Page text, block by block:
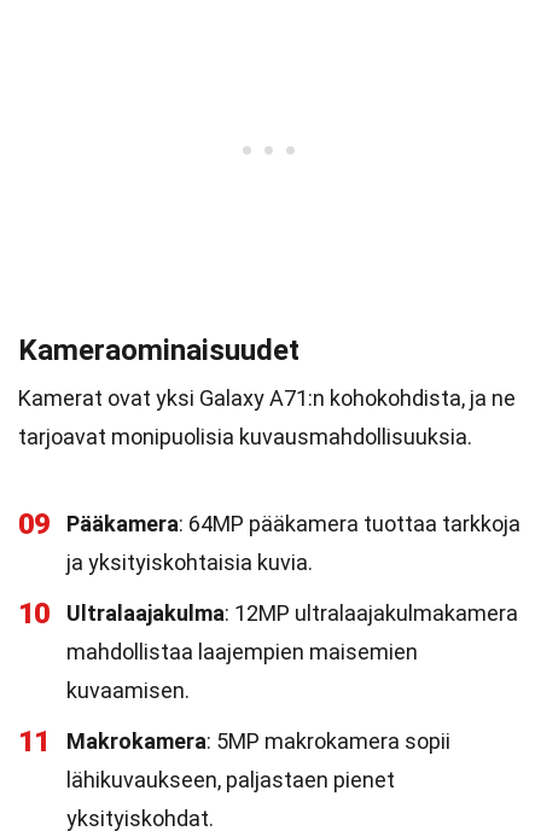
Kameraominaisuudet
Kamerat ovat yksi Galaxy A71:n kohokohdista, ja ne
tarjoavat monipuolisia kuvausmahdollisuuksia.
09 Pääkamera: 64MP pääkamera tuottaa tarkkoja
ja yksityiskohtaisia kuvia.
10 Ultralaajakulma: 12MP ultralaajakulmakamera
mahdollistaa laajempien maisemien
kuvaamisen.
11 Makrokamera: 5MP makrokamera sopii
lähikuvaukseen, paljastaen pienet
yksityiskohdat.